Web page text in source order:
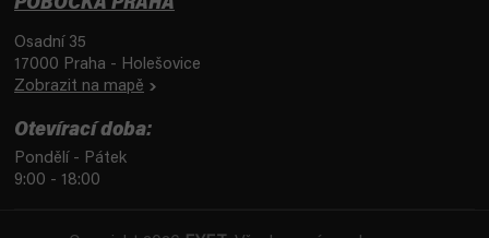
POBOČKA PRAHA
Osadní 35
17000 Praha - Holešovice
Zobrazit na mapě
Otevírací doba:
Pondělí - Pátek
9:00 - 18:00